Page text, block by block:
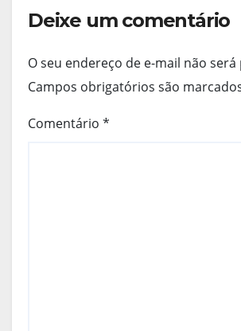
Deixe um comentário
O seu endereço de e-mail não
Campos obrigatórios são
Comentário *